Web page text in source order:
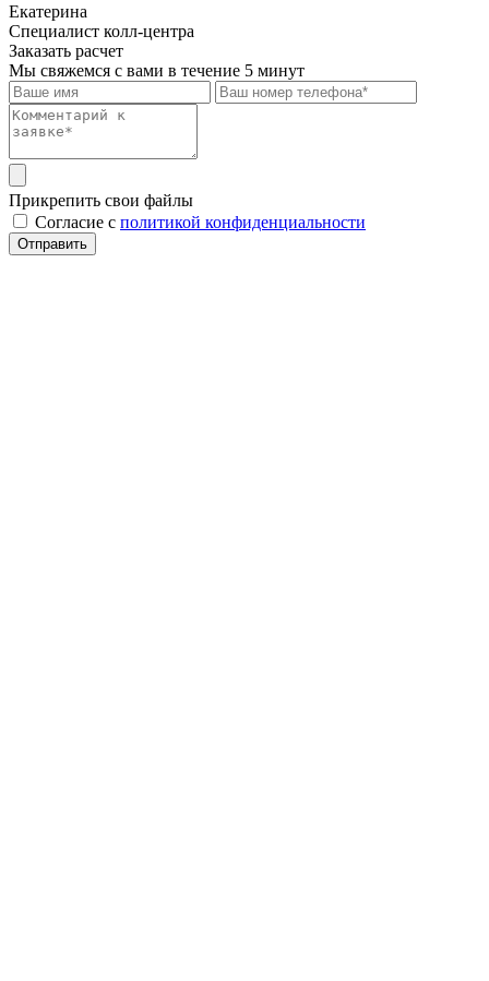
Екатерина
Специалист колл-центра
Заказать расчет
Мы свяжемся с вами в течение 5 минут
Прикрепить свои файлы
Cогласие с политикой конфиденциальности
Отправить